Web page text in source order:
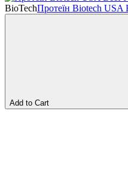
BioTechПротеїн Biotech USA
Add to Cart